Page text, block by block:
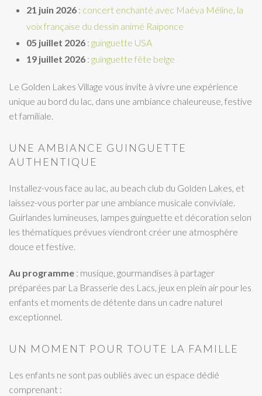
21 juin 2026 : concert enchanté avec Maéva Méline, la
voix française du dessin animé Raiponce
05 juillet 2026 : guinguette USA
19 juillet 2026 : guinguette fête belge
Le Golden Lakes Village vous invite à vivre une expérience
unique au bord du lac, dans une ambiance chaleureuse, festive
et familiale.
UNE AMBIANCE GUINGUETTE
AUTHENTIQUE
Installez-vous face au lac, au beach club du Golden Lakes, et
laissez-vous porter par une ambiance musicale conviviale.
Guirlandes lumineuses, lampes guinguette et décoration selon
les thématiques prévues viendront créer une atmosphère
douce et festive.
Au programme : musique, gourmandises à partager
préparées par La Brasserie des Lacs, jeux en plein air pour les
enfants et moments de détente dans un cadre naturel
exceptionnel.
UN MOMENT POUR TOUTE LA FAMILLE
Les enfants ne sont pas oubliés avec un espace dédié
comprenant :